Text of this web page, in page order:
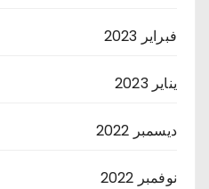
فبراير 2023
يناير 2023
ديسمبر 2022
نوفمبر 2022